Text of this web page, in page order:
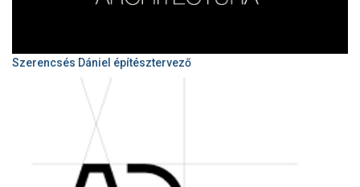
Szerencsés Dániel építésztervező